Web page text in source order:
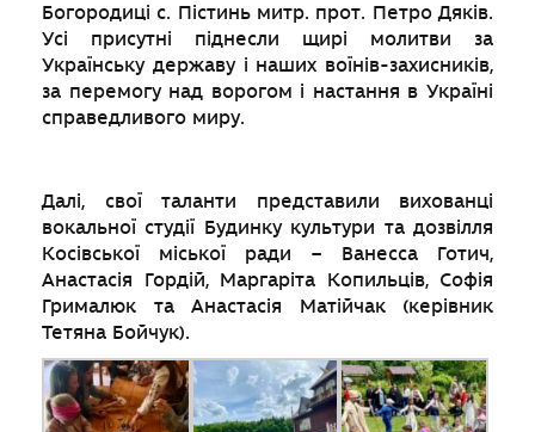
Богородиці с. Пістинь митр. прот. Петро Дяків.
Усі присутні піднесли щирі молитви за
Українську державу і наших воїнів-захисників,
за перемогу над ворогом і настання в Україні
справедливого миру.
Далі, свої таланти представили вихованці
вокальної студії Будинку культури та дозвілля
Косівської міської ради – Ванесса Готич,
Анастасія Гордій, Маргаріта Копильців, Софія
Грималюк та Анастасія Матійчак (керівник
Тетяна Бойчук).